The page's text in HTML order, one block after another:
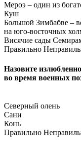
Мероэ – один из
Куш
Большой Зимбабве –
на юго-восточных
Висячие сады
Правильно
Назовите
во время военных
Северный олень
Сани
Конь
Правильно